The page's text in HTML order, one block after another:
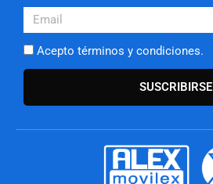
Email
Acepto términos y condiciones.
SUSCRIBIRSE